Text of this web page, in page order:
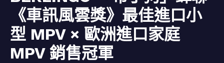
《車訊風雲獎》最佳進口小
型 MPV × 歐洲進口家庭
MPV 銷售冠軍